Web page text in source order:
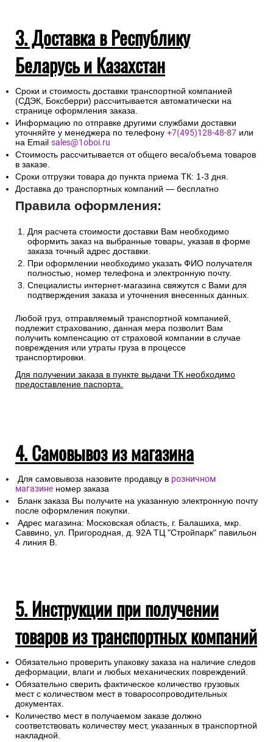
3. Доставка в Республику
Беларусь и Казахстан
Сроки и стоимость доставки транспортной компанией
(СДЭК, Боксберри) рассчитывается автоматически на
странице оформления заказа.
Информацию по отправке другими службами доставки
уточняйте у менеджера по телефону +7(495)128-48-87 или
на Email sales@1oboi.ru
Стоимость рассчитывается от общего веса/объема товаров
в заказе.
Сроки отгрузки товара до пункта приема ТК: 1-3 дня.
Доставка до транспортных компаний — бесплатно
Правила оформления:
Для расчета стоимости доставки Вам необходимо
оформить заказ на выбранные товары, указав в форме
заказа точный адрес доставки.
При оформлении необходимо указать ФИО получателя
полностью, номер телефона и электронную почту.
Специалисты интернет-магазина свяжутся с Вами для
подтверждения заказа и уточнения внесенных данных.
Любой груз, отправляемый транспортной компанией,
подлежит страхованию, данная мера позволит Вам
получить компенсацию от страховой компании в случае
повреждения или утраты груза в процессе
транспортировки.
Для получении заказа в пункте выдачи ТК необходимо
предоставление паспорта.
4. Самовывоз из магазина
Для самовывоза назовите продавцу в розничном
магазине номер заказа
Бланк заказа Вы получите на указанную электронную почту
после оформления покупки.
Адрес магазина: Московская область, г. Балашиха, мкр.
Саввино, ул. Пригородная, д. 92А ТЦ "Стройпарк" павильон
4 линия В.
5. Инструкции при получении
товаров из транспортных компаний
Обязательно проверить упаковку заказа на наличие следов
деформации, влаги и любых механических повреждений.
Обязательно сверить фактическое количество грузовых
мест с количеством мест в товаросопроводительных
документах.
Количество мест в получаемом заказе должно
соответствовать количеству мест, указанных в транспортной
накладной.